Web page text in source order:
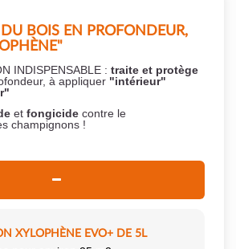
BOIS EN PROFONDEUR,
INDISPENSABLE : traite et protège
à appliquer "intérieur"
et fongicide contre le
champignons !
XYLOPHÈNE EVO+ DE 5L